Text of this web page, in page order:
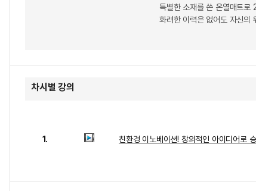
특별한 소재를 쓴 온열매트로
화려한 이력은 없어도 자신의
차시별 강의
1. 친환경 이노베이션! 창의적인 아이디어로